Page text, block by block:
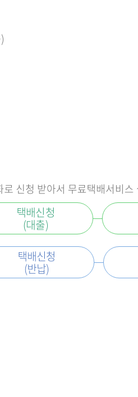
신청 받아서 무료택배서비스
택배신청
(대출)
택배신청
(반납)